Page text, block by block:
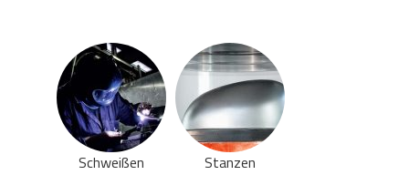
Schweißen Stanzen